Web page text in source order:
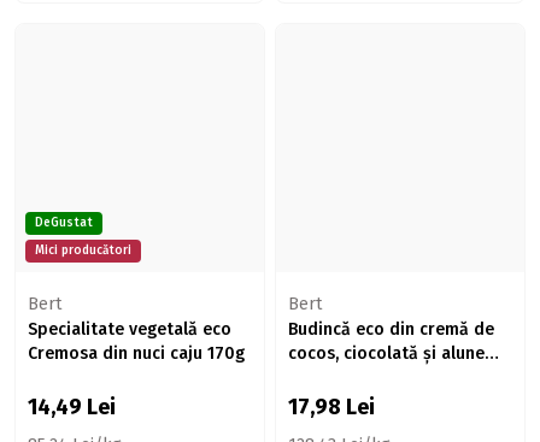
DeGustat
Mici producători
Bert
Specialitate vegetală eco
Cremosa din nuci caju 170g
14,49 Lei
Bert
Budincă eco din cremă de
cocos, ciocolată și alune
17,98 Lei